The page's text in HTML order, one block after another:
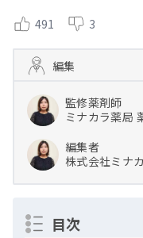
491 3
編集
監修薬剤師
ミナカラ薬局
編集者
株式会社ミナ
目次